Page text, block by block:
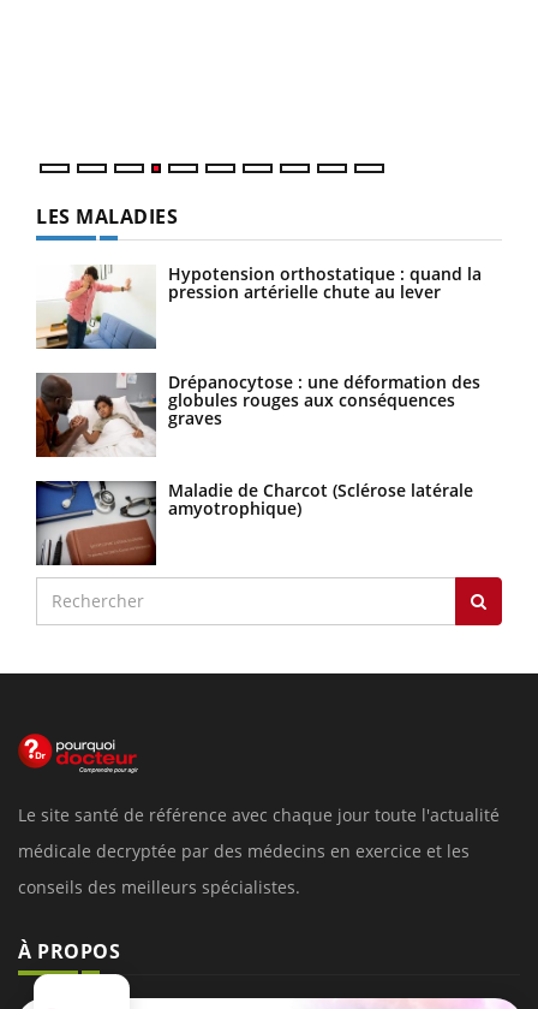
LES MALADIES
Hypotension orthostatique : quand la
pression artérielle chute au lever
Drépanocytose : une déformation des
globules rouges aux conséquences
graves
Maladie de Charcot (Sclérose latérale
amyotrophique)
Le site santé de référence avec chaque jour toute l'actualité
médicale decryptée par des médecins en exercice et les
conseils des meilleurs spécialistes.
À PROPOS